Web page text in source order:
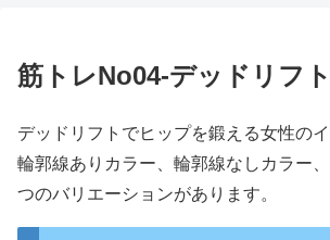
筋トレNo04-デッドリフ
デッドリフトでヒップを鍛える女性のイ
輪郭線ありカラー、輪郭線なしカラー
つのバリエーションがあります。